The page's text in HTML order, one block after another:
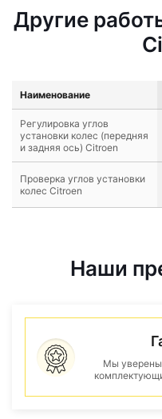
Другие
Наименование
Регулировка углов
установки колес (передняя
и задняя ось) Citroen
Проверка углов установки
колес Citroen
Наши
Мы уверены